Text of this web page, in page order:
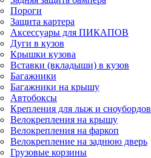
Пороги
Защита картера
Аксессуары для ПИКАПОВ
Дуги в кузов
Крышки кузова
Вставки (вкладыши) в кузов
Багажники
Багажники на крышу
Автобоксы
Крепления для лыж и сноубордов
Велокрепления на крышу
Велокрепления на фаркоп
Велокрепление на заднюю дверь
Грузовые корзины